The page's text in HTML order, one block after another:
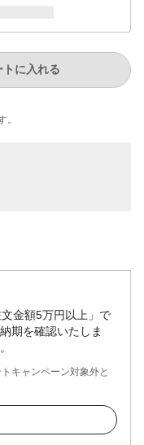
トに入れる
。
金額5万円以上」で
期を確認いたしま
キャンペーン対象外と